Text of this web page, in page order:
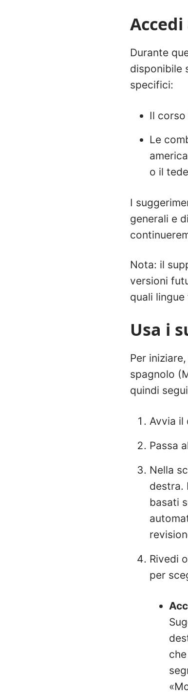
Durante
disponibile
specifici:
Il
Le
o il
I
generali e
Nota: il
versioni
quali
Usa i
Per
spagnolo
quindi
Avvia il
Passa
Nella
destra.
basati
Rivedi
per